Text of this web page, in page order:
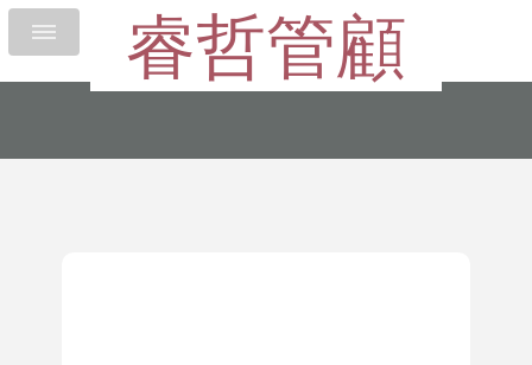
睿哲管顧